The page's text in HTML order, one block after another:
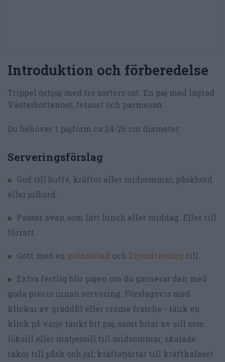
Introduktion och förberedelse
Trippel ostpaj med tre sorters ost. En paj med lagrad
Västerbottenost, fetaost och parmesan.
Du behöver 1 pajform ca 24-26 cm diameter.
Serveringsförslag
God till buffé, kräftor eller midsommar, påskbord
eller julbord.
Passar även som lätt lunch eller middag. Eller till
förrätt.
Gott med en grönsallad och Dijondressing till.
Extra festlig blir pajen om du garnerar den med
goda precis innan servering. Förslagsvis med
klickar av gräddfil eller crème fraiche - tänk en
klick på varje tänkt bit paj; samt bitar av sill som
löksill eller matjessill till midsommar; skalade
räkor till påsk och jul; kräftstjärtar till kräftkalaset